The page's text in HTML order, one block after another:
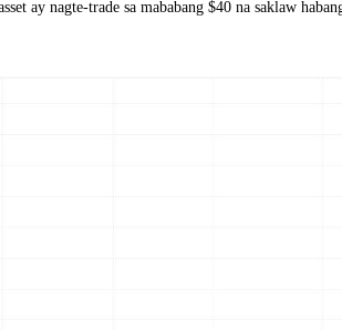
ay nagte-trade sa mababang $40 na saklaw